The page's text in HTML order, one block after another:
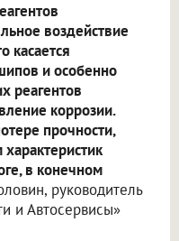
воздействие
касается
и особенно
реагентов
коррозии.
прочности,
в конечном
руководитель
и Автосервисы»